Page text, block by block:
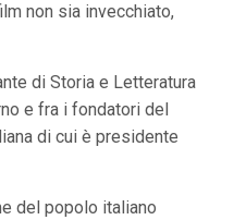
non sia invecchiato,
di Storia e Letteratura
e fra i fondatori del
di cui è presidente
del popolo italiano